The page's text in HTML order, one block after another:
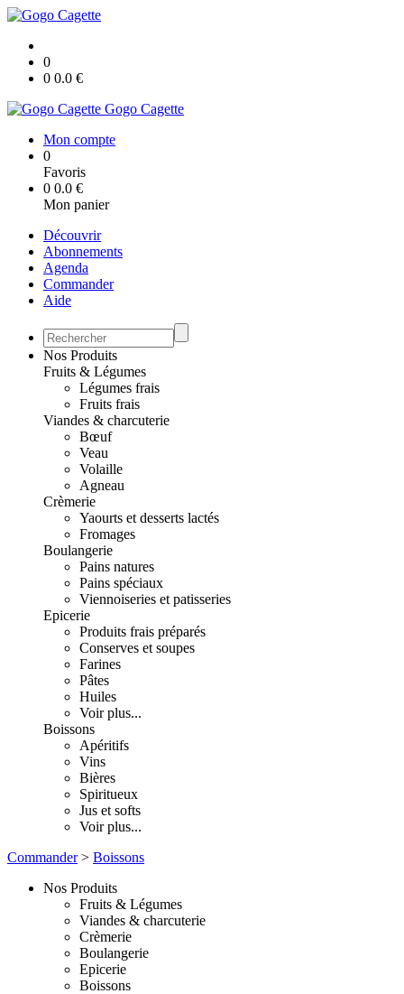
0
0 0.0 €
Gogo Cagette
Mon compte
0
Favoris
0 0.0 €
Mon panier
Découvrir
Abonnements
Agenda
Commander
Aide
Nos Produits
Fruits & Légumes
Légumes frais
Fruits frais
Viandes & charcuterie
Bœuf
Veau
Volaille
Agneau
Crèmerie
Yaourts et desserts lactés
Fromages
Boulangerie
Pains natures
Pains spéciaux
Viennoiseries et patisseries
Epicerie
Produits frais préparés
Conserves et soupes
Farines
Pâtes
Huiles
Voir plus...
Boissons
Apéritifs
Vins
Bières
Spiritueux
Jus et softs
Voir plus...
Commander> Boissons
Nos Produits
Fruits & Légumes
Viandes & charcuterie
Crèmerie
Boulangerie
Epicerie
Boissons